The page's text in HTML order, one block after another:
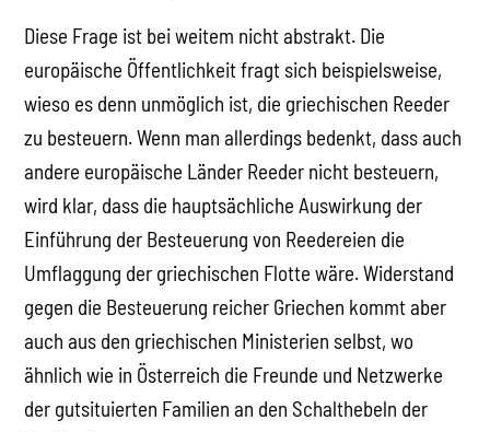
Diese Frage ist bei weitem nicht abstrakt. Die
europäische Öffentlichkeit fragt sich beispielsweise,
wieso es denn unmöglich ist, die griechischen Reeder
zu besteuern. Wenn man allerdings bedenkt, dass auch
andere europäische Länder Reeder nicht besteuern,
wird klar, dass die hauptsächliche Auswirkung der
Einführung der Besteuerung von Reedereien die
Umflaggung der griechischen Flotte wäre. Widerstand
gegen die Besteuerung reicher Griechen kommt aber
auch aus den griechischen Ministerien selbst, wo
ähnlich wie in Österreich die Freunde und Netzwerke
der gutsituierten Familien an den Schalthebeln der